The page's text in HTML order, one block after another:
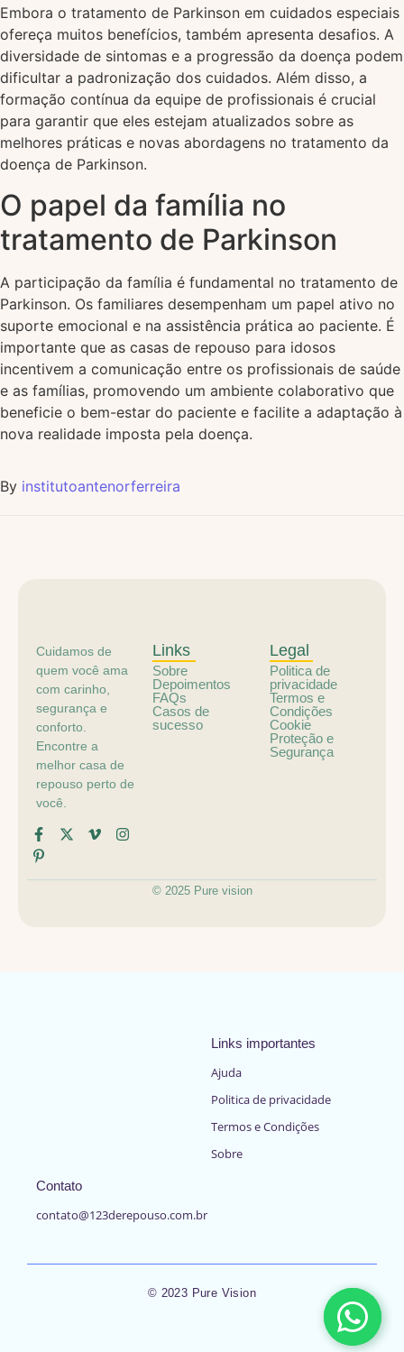
Embora o tratamento de Parkinson em cuidados especiais
ofereça muitos benefícios, também apresenta desafios. A
diversidade de sintomas e a progressão da doença podem
dificultar a padronização dos cuidados. Além disso, a
formação contínua da equipe de profissionais é crucial
para garantir que eles estejam atualizados sobre as
melhores práticas e novas abordagens no tratamento da
doença de Parkinson.
O papel da família no
tratamento de Parkinson
A participação da família é fundamental no tratamento de
Parkinson. Os familiares desempenham um papel ativo no
suporte emocional e na assistência prática ao paciente. É
importante que as casas de repouso para idosos
incentivem a comunicação entre os profissionais de saúde
e as famílias, promovendo um ambiente colaborativo que
beneficie o bem-estar do paciente e facilite a adaptação à
nova realidade imposta pela doença.
By institutoantenorferreira
Cuidamos de
quem você ama
com carinho,
segurança e
conforto.
Encontre a
melhor casa de
repouso perto de
você.
Links
Sobre
Depoimentos
FAQs
Casos de
sucesso
Legal
Politica de
privacidade
Termos e
Condições
Cookie
Proteção e
Segurança
© 2025 Pure vision
Links importantes
Ajuda
Politica de privacidade
Termos e Condições
Sobre
Contato
contato@123derepouso.com.br
© 2023 Pure Vision